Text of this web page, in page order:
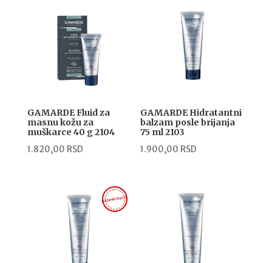
GAMARDE Fluid za
masnu kožu za
muškarce 40 g 2104
1.820,00 RSD
GAMARDE Hidratantni
balzam posle brijanja
75 ml 2103
1.900,00 RSD
RASPRODATO